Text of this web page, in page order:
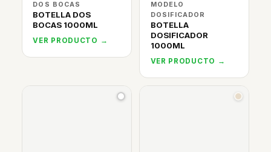
DOS BOCAS
BOTELLA DOS
BOCAS 1000ML
VER PRODUCTO →
MODELO
DOSIFICADOR
BOTELLA
DOSIFICADOR
1000ML
VER PRODUCTO →